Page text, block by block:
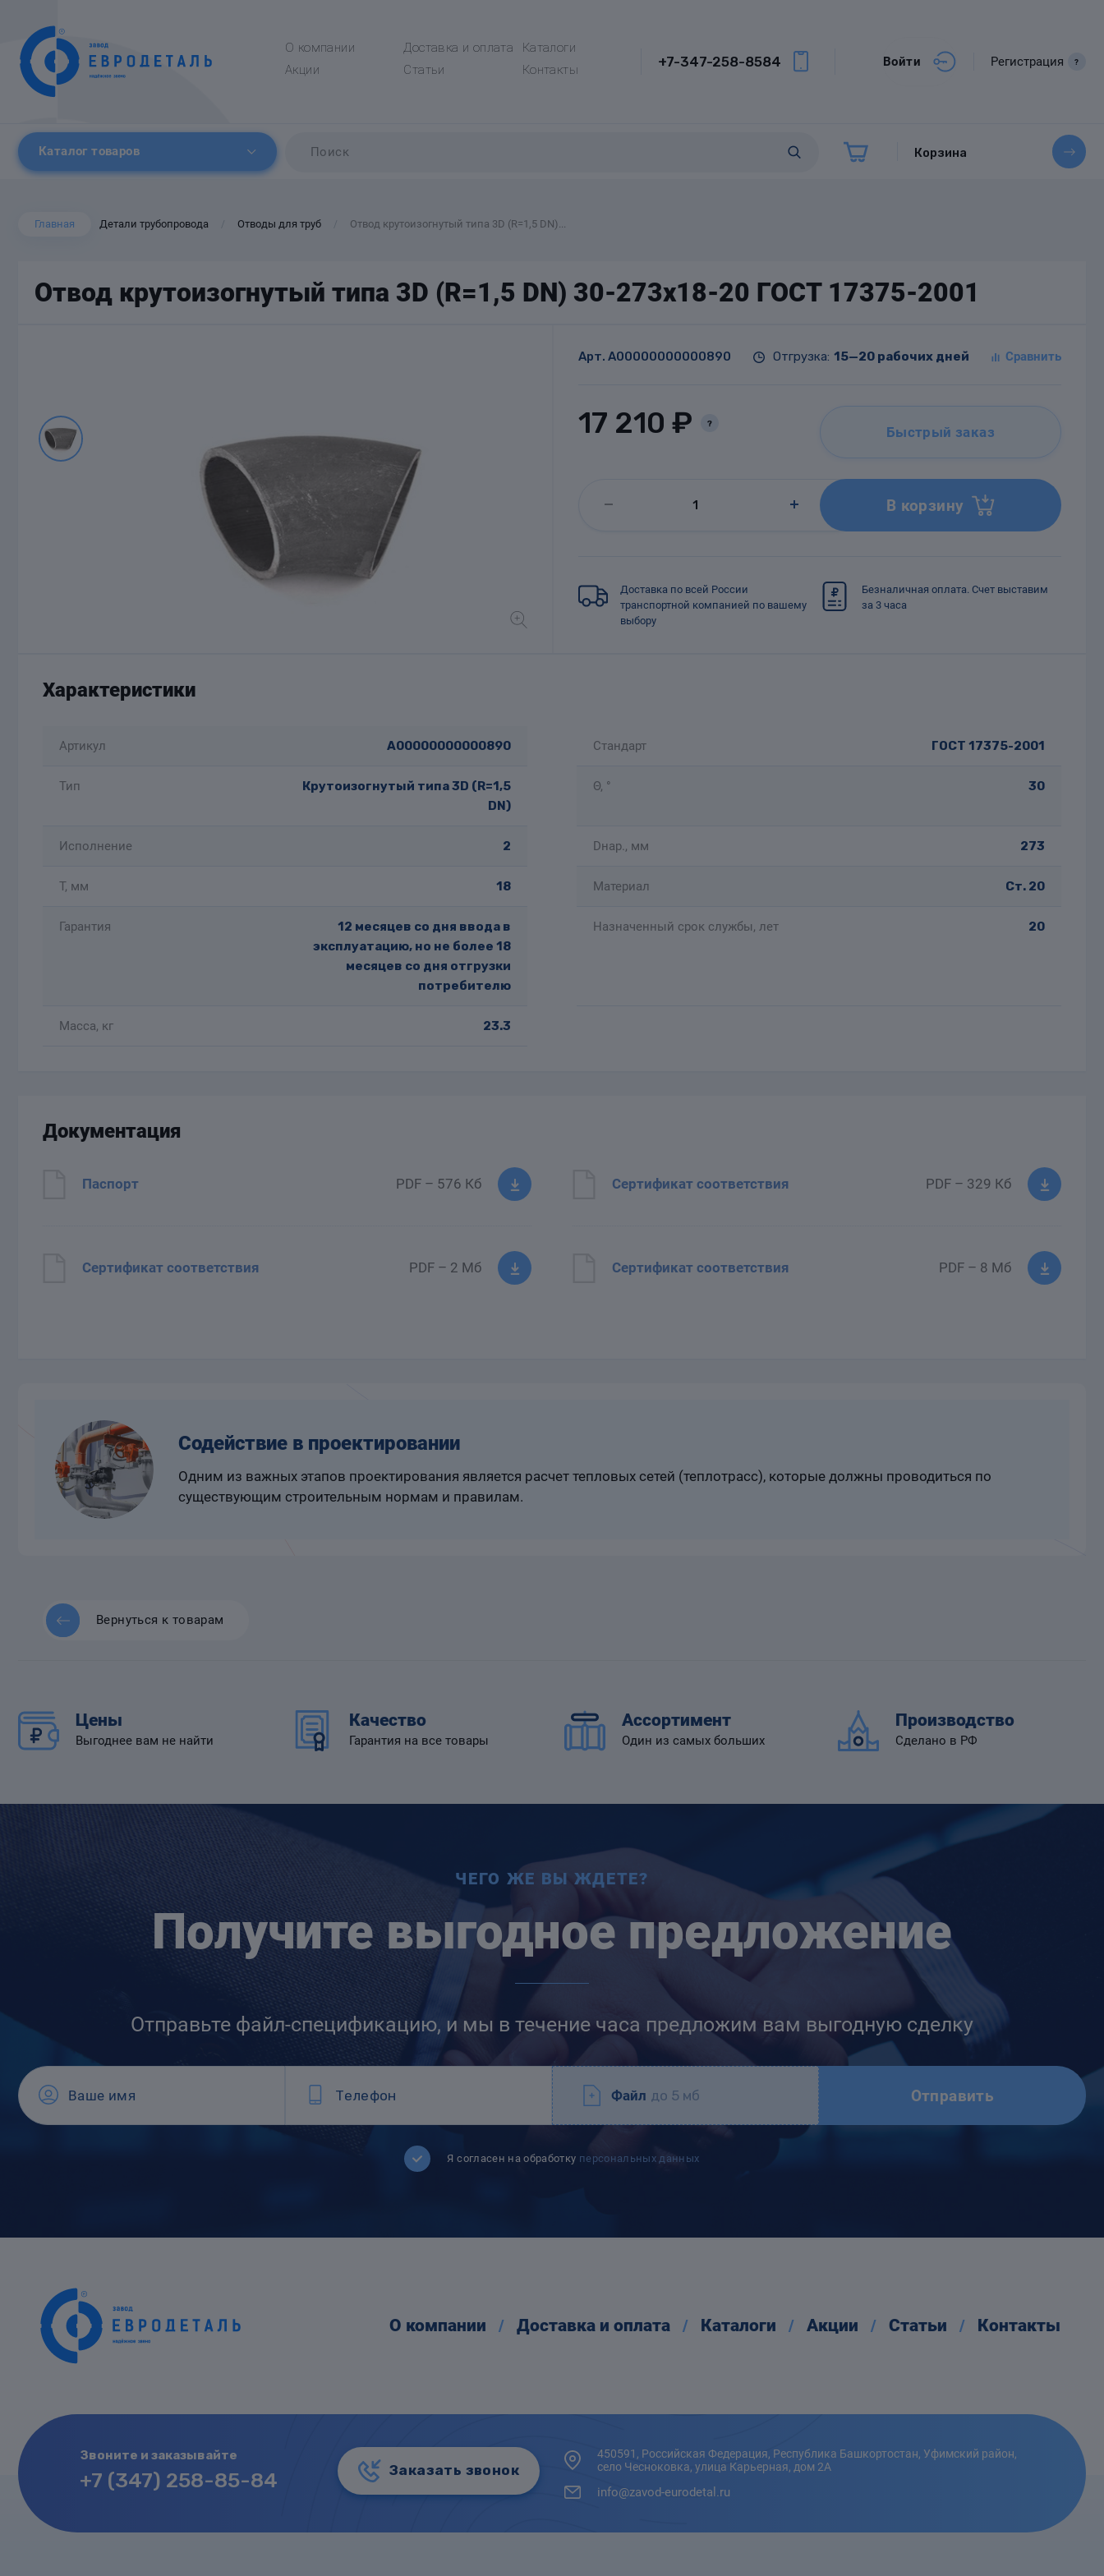
О компании Доставка и оплата
Каталоги
Акции
Статьи Контакты
+7-347-258-8584 Войти Регистрация ?
Каталог товаров Корзина
Главная Детали трубопровода Отводы для труб Отвод крутоизогнутый типа 3D (R=1,5 DN)...
Отвод крутоизогнутый типа 3D (R=1,5 DN) 30-273х18-20 ГОСТ 17375-2001
Арт. A00000000000890 Отгрузка: 15—20 рабочих дней
17 210 ₽ ? Быстрый заказ
В корзину
Доставка по всей России
транспортной компанией по вашему
выбору
Безналичная оплата. Счет выставим
за 3 часа
Характеристики
Артикул A00000000000890 Стандарт ГОСТ 17375-2001
Тип
Крутоизогнутый типа 3D (R=1,5
DN)
Θ, ° 30
Исполнение 2 Dнар., мм 273
T, мм 18 Материал Ст. 20
Гарантия
12 месяцев со дня ввода в
эксплуатацию, но не более 18
месяцев со дня отгрузки
потребителю
Назначенный срок службы, лет 20
Масса, кг 23.3
Документация
Паспорт PDF – 576 Кб Сертификат соответствия PDF – 329 Кб
Сертификат соответствия PDF – 2 Мб Сертификат соответствия PDF – 8 Мб
Содействие в проектировании
Одним из важных этапов проектирования является расчет тепловых сетей (теплотрасс), которые должны проводиться по
существующим строительным нормам и правилам.
Вернуться к товарам
Цены
Выгоднее вам не найти
Качество
Гарантия на все товары
Ассортимент
Один из самых больших
Производство
Сделано в РФ
ЧЕГО ЖЕ ВЫ ЖДЕТЕ?
Получите выгодное предложение
Отправьте файл-спецификацию, и мы в течение часа предложим вам выгодную сделку
Файл до 5 мб Отправить
Я согласен на обработку персональных данных
О компании Доставка и оплата Каталоги Акции Статьи Контакты
Звоните и заказывайте
+7 (347) 258-85-84 Заказать звонок
450591, Российская Федерация, Республика Башкортостан, Уфимский район,
село Чесноковка, улица Карьерная, дом 2А
info@zavod-eurodetal.ru